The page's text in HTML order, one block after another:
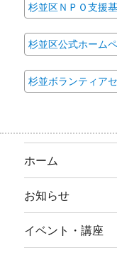
杉並区ＮＰＯ支援
杉並区公式ホーム
杉並ボランティア
ホーム
お知らせ
イベント・講座